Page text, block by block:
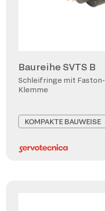
Baureihe SVTS B
Schleifringe mit Faston-
Klemme
KOMPAKTE BAUWEISE